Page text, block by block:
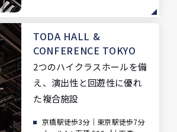
TODA HALL &
CONFERENCE TOKYO
2つのハイクラスホールを備
え、 演出性と回遊性に優れ
た複合施設
京橋駅徒歩3分｜東京駅徒歩7分